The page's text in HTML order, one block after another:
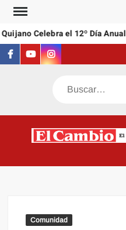
Saltar
contenidoCelebra el 12º Día
Facebook
YoutubeInstagram
Buscar
Comunidad